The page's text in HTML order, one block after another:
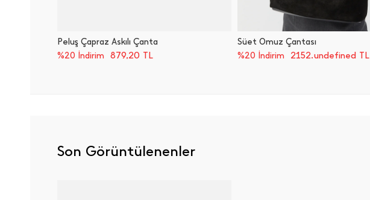
Peluş Çapraz Askılı Çanta
%20 İndirim
879,20 TL
Süet Omuz Çantası
%20 İndirim
2152.undefined TL
Son Görüntülenenler